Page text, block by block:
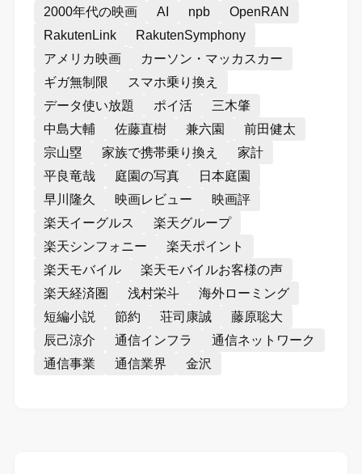
2000年代の映画 AI npb
OpenRAN
RakutenLink
RakutenSymphony
アメリカ映画
カーソン・マッカスカー
ギガ無制限
スマホ乗り換え
データ使い放題
ポイ活
三木肇
中島大輔
佐藤直樹 兼六園
前田健太
宗山塁
家族で携帯乗り換え
家計
平良竜哉
庭園の写真
日本庭園
早川隆久
映画レビュー
映画評
楽天イーグルス
楽天グループ
楽天シンフォニー
楽天ポイント
楽天モバイル
楽天モバイルお客様の声
楽天経済圏
浅村栄斗
海外ローミング
短編小説
節約 荘司康誠
藤原聡大
辰己涼介
通信インフラ
通信ネットワーク
通信事業
通信業界 金沢